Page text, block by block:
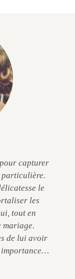
capturer
particulière.
le
les
tout en
mariage.
de lui avoir
importance…